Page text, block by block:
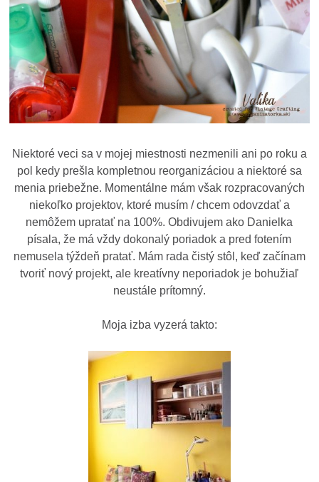
Niektoré veci sa v mojej miestnosti nezmenili ani po roku a
pol kedy prešla kompletnou reorganizáciou a niektoré sa
menia priebežne. Momentálne mám však rozpracovaných
niekoľko projektov, ktoré musím / chcem odovzdať a
nemôžem upratať na 100%. Obdivujem ako Danielka
písala, že má vždy dokonalý poriadok a pred fotením
nemusela týždeň pratať. Mám rada čistý stôl, keď začínam
tvoriť nový projekt, ale kreatívny neporiadok je bohužiaľ
neustále prítomný.
Moja izba vyzerá takto: